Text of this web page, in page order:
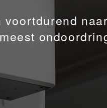
voortdurend